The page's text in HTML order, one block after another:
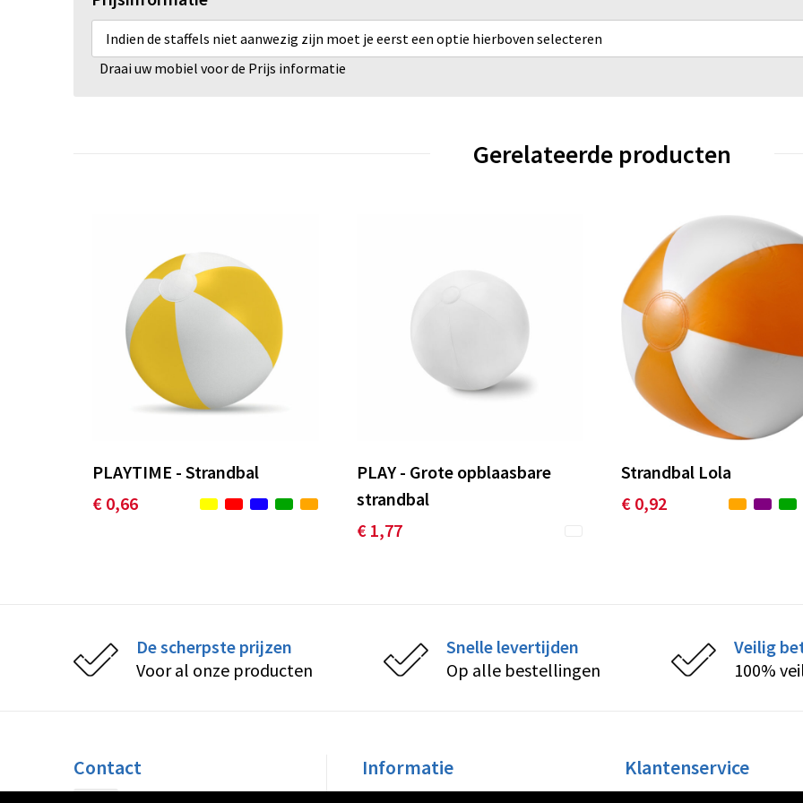
Indien de staffels niet aanwezig zijn moet je eerst een optie hierboven selecteren
Draai uw mobiel voor de Prijs informatie
Gerelateerde producten
PLAYTIME - Strandbal
€ 0,66
PLAY - Grote opblaasbare
strandbal
€ 1,77
Strandbal Lola
€ 0,92
De scherpste prijzen
Voor al onze producten
Snelle levertijden
Op alle bestellingen
Veilig
100%
Contact Informatie Klantenservice